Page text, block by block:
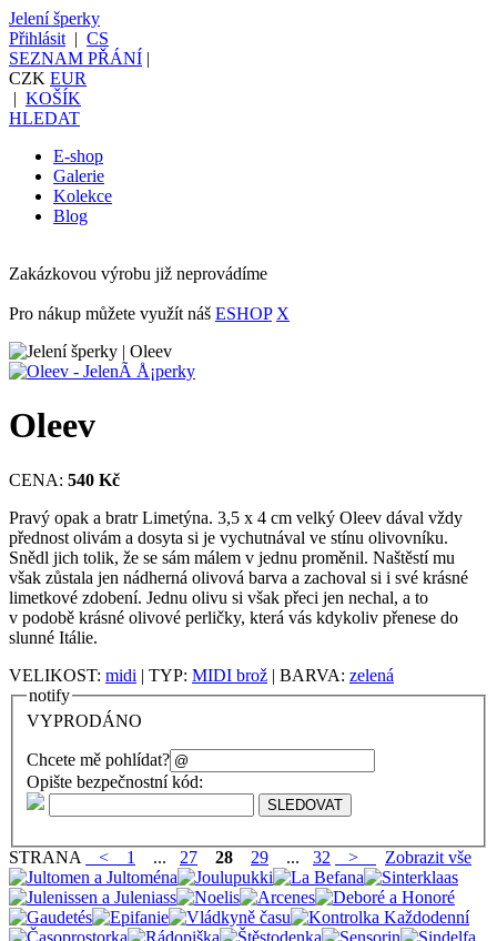
Jelení šperky
Přihlásit | CS
SEZNAM PŘÁNÍ |
CZK EUR
| KOŠÍK
HLEDAT
E-shop
Galerie
Kolekce
Blog
Zakázkovou výrobu již neprovádíme
Pro nákup můžete využít náš ESHOP X
Oleev
CENA: 540 Kč
Pravý opak a bratr Limetýna. 3,5 x 4 cm velký Oleev dával vždy
přednost olivám a dosyta si je vychutnával ve stínu olivovníku.
Snědl jich tolik, že se sám málem v jednu proměnil. Naštěstí mu
však zůstala jen nádherná olivová barva a zachoval si i své krásné
limetkové zdobení. Jednu olivu si však přeci jen nechal, a to
v podobě krásné olivové perličky, která vás kdykoliv přenese do
slunné Itálie.
VELIKOST: midi | TYP: MIDI brož | BARVA: zelená
notify
VYPRODÁNO
Chcete mě pohlídat?
Opište bezpečnostní kód:
STRANA < 1 ... 27 28 29 ... 32 > Zobrazit vše